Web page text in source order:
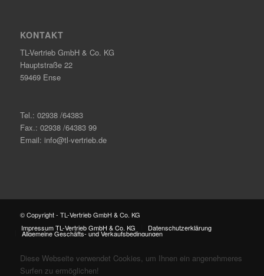
KONTAKT
TL-Vertrieb GmbH & Co. KG
Hauptstraße 22
59469 Ense
Tel.: 02938 /64383
Fax.: 02938 /64383 99
Email: info@tl-vertrieb.de
© Copyright - TL-Vertrieb GmbH & Co. KG
Impressum TL-Vertrieb GmbH & Co. KG
Datenschutzerklärung
Allgemeine Geschäfts- und Verkaufsbedingungen
Diese Webseite verwendet Cookies, um Ihnen ein angenehmeres
Surfen zu ermöglichen!